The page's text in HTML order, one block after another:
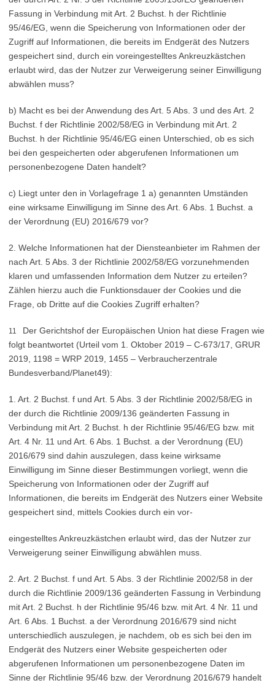
Fassung in Verbindung mit Art. 2 Buchst. h der Richtlinie
95/46/EG, wenn die Speicherung von Informationen oder der
Zugriff auf Informationen, die bereits im Endgerät des Nutzers
gespeichert sind, durch ein voreingestelltes Ankreuzkästchen
erlaubt wird, das der Nutzer zur Verweigerung seiner Einwilligung
abwählen muss?
b) Macht es bei der Anwendung des Art. 5 Abs. 3 und des Art. 2
Buchst. f der Richtlinie 2002/58/EG in Verbindung mit Art. 2
Buchst. h der Richtlinie 95/46/EG einen Unterschied, ob es sich
bei den gespeicherten oder abgerufenen Informationen um
personenbezogene Daten handelt?
c) Liegt unter den in Vorlagefrage 1 a) genannten Umständen
eine wirksame Einwilligung im Sinne des Art. 6 Abs. 1 Buchst. a
der Verordnung (EU) 2016/679 vor?
2. Welche Informationen hat der Diensteanbieter im Rahmen der
nach Art. 5 Abs. 3 der Richtlinie 2002/58/EG vorzunehmenden
klaren und umfassenden Information dem Nutzer zu erteilen?
Zählen hierzu auch die Funktionsdauer der Cookies und die
Frage, ob Dritte auf die Cookies Zugriff erhalten?
11
Der Gerichtshof der Europäischen Union hat diese Fragen wie
folgt beantwortet (Urteil vom 1. Oktober 2019 – C-673/17, GRUR
2019, 1198 = WRP 2019, 1455 – Verbraucherzentrale
Bundesverband/Planet49):
1. Art. 2 Buchst. f und Art. 5 Abs. 3 der Richtlinie 2002/58/EG in
der durch die Richtlinie 2009/136 geänderten Fassung in
Verbindung mit Art. 2 Buchst. h der Richtlinie 95/46/EG bzw. mit
Art. 4 Nr. 11 und Art. 6 Abs. 1 Buchst. a der Verordnung (EU)
2016/679 sind dahin auszulegen, dass keine wirksame
Einwilligung im Sinne dieser Bestimmungen vorliegt, wenn die
Speicherung von Informationen oder der Zugriff auf
Informationen, die bereits im Endgerät des Nutzers einer Website
gespeichert sind, mittels Cookies durch ein vor-
eingestelltes Ankreuzkästchen erlaubt wird, das der Nutzer zur
Verweigerung seiner Einwilligung abwählen muss.
2. Art. 2 Buchst. f und Art. 5 Abs. 3 der Richtlinie 2002/58 in der
durch die Richtlinie 2009/136 geänderten Fassung in Verbindung
mit Art. 2 Buchst. h der Richtlinie 95/46 bzw. mit Art. 4 Nr. 11 und
Art. 6 Abs. 1 Buchst. a der Verordnung 2016/679 sind nicht
unterschiedlich auszulegen, je nachdem, ob es sich bei den im
Endgerät des Nutzers einer Website gespeicherten oder
abgerufenen Informationen um personenbezogene Daten im
Sinne der Richtlinie 95/46 bzw. der Verordnung 2016/679 handelt